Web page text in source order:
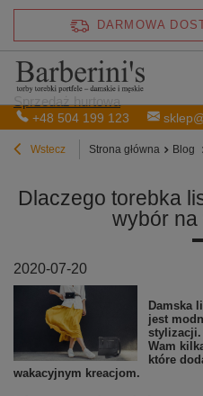
+48 504 199 123
DARMOWA
Wstecz Strona główna Blog
Dlaczego torebka
wybór
2020-07-20
Damska
jest
stylizacji.
Wam
które
wakacyjnym kreacjom.
Sprzedaż hurtowa